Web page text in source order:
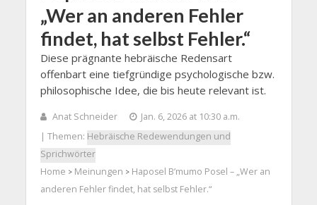
„Wer an anderen Fehler
findet, hat selbst Fehler.“
Diese prägnante hebräische Redensart
offenbart eine tiefgründige psychologische bzw.
philosophische Idee, die bis heute relevant ist.
Anat Schneider
Jan. 6, 2026 at 10:30 a.m.
| Themen: Hebräische Redewendungen und
Sprichwörter
Home > Meinungen > Haposel B’mumo Posel – „Wer an
anderen Fehler findet, hat selbst Fehler.“